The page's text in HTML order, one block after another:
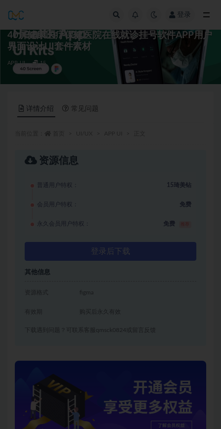
登录
40屏健康医疗保健医院在线就诊挂号软件APP用户
界面设计UI套件素材
APP UI 15
详情介绍 常见问题
资源信息
普通用户特权： 15琦美钻
会员用户特权： 免费
永久会员用户特权： 免费
登录后下载
其他信息
资源格式 figma
有效期 购买后永久有效
下载遇到问题？可联系客服qmsck0824或留言反馈